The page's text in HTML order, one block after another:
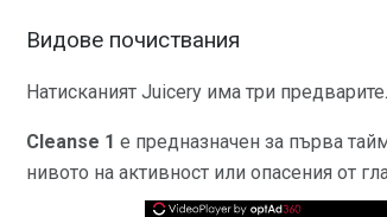
Видове почиствания
Натисканият Juicery има три
Cleanse 1 е предназначен за първа
нивото на активност или опасения от